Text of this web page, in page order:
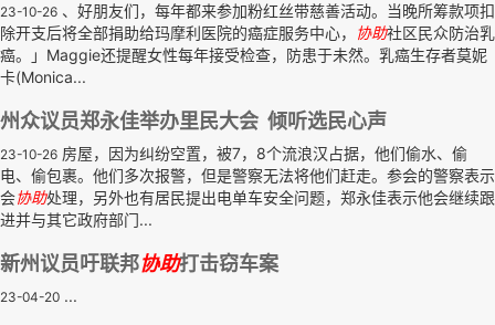
23-10-26 、好朋友们，每年都来参加粉红丝带慈善活动。当晚所筹款项扣
除开支后将全部捐助给玛摩利医院的癌症服务中心，
协助社区民众防治乳
癌。」Maggie还提醒女性每年接受检查，防患于未然。乳癌生存者莫妮
卡(Monica...
州众议员郑永佳举办里民大会 倾听选民心声
23-10-26 房屋，因为纠纷空置，被7，8个流浪汉占据，他们偷水、偷
电、偷包裹。他们多次报警，但是警察无法将他们赶走。参会的警察表示
会协助处理，另外也有居民提出电单车安全问题，郑永佳表示他会继续跟
进并与其它政府部门...
新州议员吁联邦协助打击窃车案
23-04-20 ...